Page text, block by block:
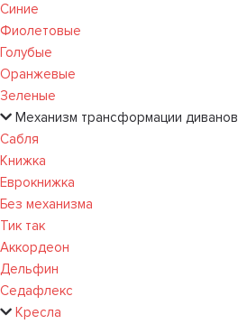
Синие
Фиолетовые
Голубые
Оранжевые
Зеленые
Механизм трансформации диванов
Сабля
Книжка
Еврокнижка
Без механизма
Тик так
Аккордеон
Дельфин
Седафлекс
Кресла